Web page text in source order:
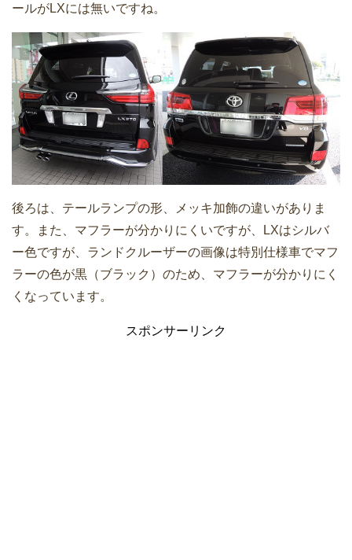
ールがLXには無いですね。
後ろは、テールランプの形、メッキ加飾の違いがありま
す。また、マフラーが分かりにくいですが、LXはシルバ
ー色ですが、ランドクルーザーの画像は特別仕様車でマフ
ラーの色が黒（ブラック）のため、マフラーが分かりにく
くなっています。
スポンサーリンク